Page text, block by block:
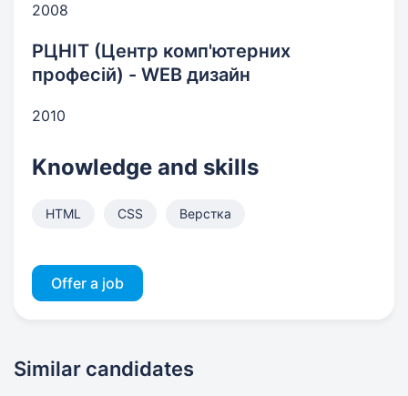
2008
РЦНІТ (Центр комп'ютерних
професій) - WEB дизайн
2010
Knowledge and skills
HTML CSS Верстка
Offer a job
Similar candidates